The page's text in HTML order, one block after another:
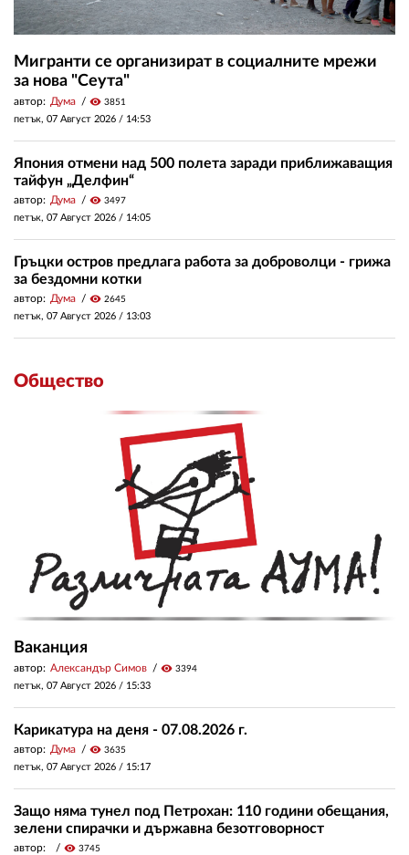
Мигранти се организират в социалните мрежи
за нова "Сеута"
автор: Дума visibility 3851
петък, 07 Август 2026 / 14:53
Япония отмени над 500 полета заради приближаващия
тайфун „Делфин“
автор: Дума visibility 3497
петък, 07 Август 2026 / 14:05
Гръцки остров предлага работа за доброволци - грижа
за бездомни котки
автор: Дума visibility 2645
петък, 07 Август 2026 / 13:03
Общество
Ваканция
автор: Александър Симов visibility 3394
петък, 07 Август 2026 / 15:33
Карикатура на деня - 07.08.2026 г.
автор: Дума visibility 3635
петък, 07 Август 2026 / 15:17
Защо няма тунел под Петрохан: 110 години обещания,
зелени спирачки и държавна безотговорност
автор: visibility 3745